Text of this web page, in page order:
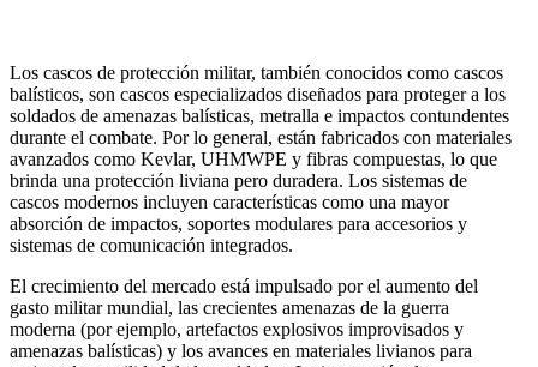
Los cascos de protección militar, también conocidos como cascos
balísticos, son cascos especializados diseñados para proteger a los
soldados de amenazas balísticas, metralla e impactos contundentes
durante el combate. Por lo general, están fabricados con materiales
avanzados como Kevlar, UHMWPE y fibras compuestas, lo que
brinda una protección liviana pero duradera. Los sistemas de
cascos modernos incluyen características como una mayor
absorción de impactos, soportes modulares para accesorios y
sistemas de comunicación integrados.
El crecimiento del mercado está impulsado por el aumento del
gasto militar mundial, las crecientes amenazas de la guerra
moderna (por ejemplo, artefactos explosivos improvisados ​​y
amenazas balísticas) y los avances en materiales livianos para